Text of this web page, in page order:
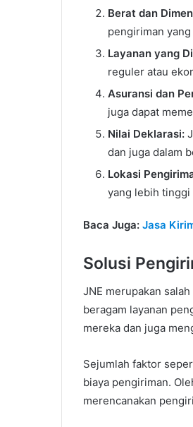
Berat dan
pengiriman
Layanan yang
reguler atau
Asuransi dan
juga dapat
Nilai Deklarasi:
dan juga dalam
Lokasi
yang lebih
Baca Juga: Jasa
Solusi
JNE merupakan
beragam layanan
mereka dan juga
Sejumlah faktor
biaya pengiriman.
merencanakan